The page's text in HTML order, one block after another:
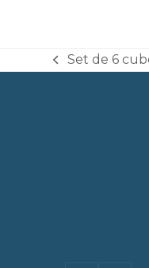
previous
Set de 6